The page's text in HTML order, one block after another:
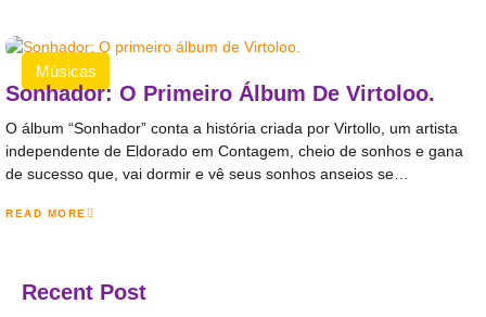
Músicas
Sonhador: O Primeiro Álbum De Virtoloo.
O álbum “Sonhador” conta a história criada por Virtollo, um artista
independente de Eldorado em Contagem, cheio de sonhos e gana
de sucesso que, vai dormir e vê seus sonhos anseios se…
READ MORE
Recent Post